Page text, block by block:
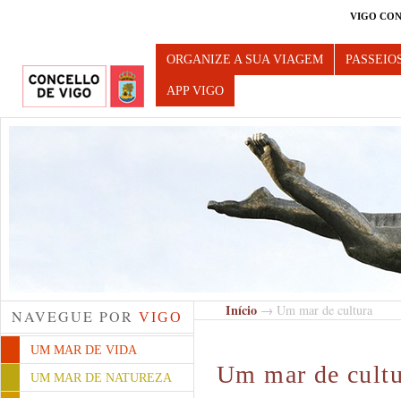
VIGO
Turismo de Vigo
ORGANIZE A SUA VIAGEM
APP VIGO
NAVEGUE POR VIGO
UM MAR DE VIDA
UM MAR DE NATUREZA
Início → Um mar de cultura
Um mar de